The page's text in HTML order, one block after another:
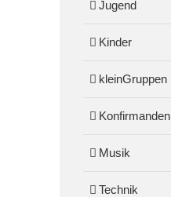
Jugend
Kinder
kleinGruppen
Konfirmanden
Musik
Technik